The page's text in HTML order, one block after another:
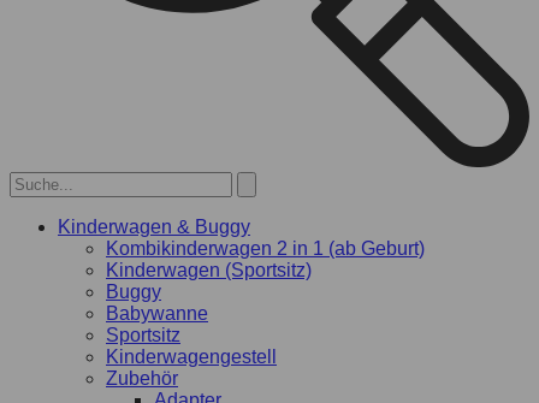
Kinderwagen & Buggy
Kombikinderwagen 2 in 1 (ab Geburt)
Kinderwagen (Sportsitz)
Buggy
Babywanne
Sportsitz
Kinderwagengestell
Zubehör